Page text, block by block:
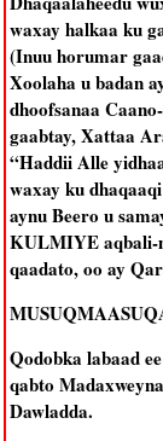
waxay halkaa ku
(Inuu horumar
Xoolaha u badan
dhoofsanaa
gaabtay, Xattaa
“Haddii Alle
waxay ku
aynu Beero u
KULMIYE aqbali-
qaadato, oo ay
Qodobka labaad
qabto
Dawladda.